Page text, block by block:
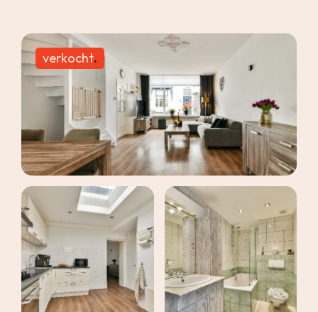
contact
inloggen
maak een afspraak
verkocht.